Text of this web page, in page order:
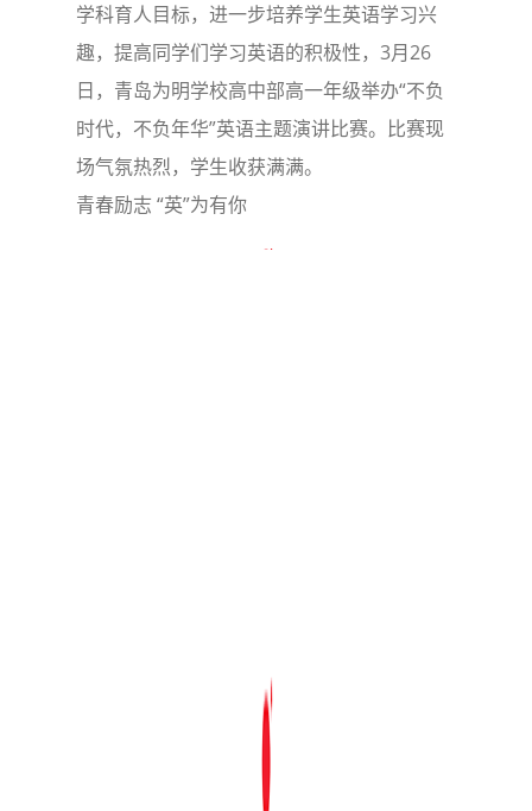
学科育人目标，进一步培养学生英语学习兴
趣，提高同学们学习英语的积极性，3月26
日，青岛为明学校高中部高一年级举办“不负
时代，不负年华”英语主题演讲比赛。比赛现
场气氛热烈，学生收获满满。
青春励志 “英”为有你